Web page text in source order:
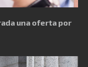
una oferta por